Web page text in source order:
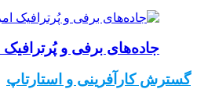
جاده‌های برفی و پُرترافیک
گسترش کارآفرینی و استارتاپ